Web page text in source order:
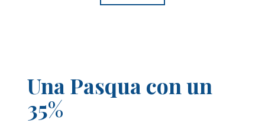
Una Pasqua con un
35%